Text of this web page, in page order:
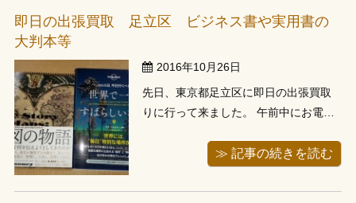
頂いたのですが、実際お伺いし本の整
理、積み込みをしますと約2,00...
即日の出張買取 足立区 ビジネス書や実用書の
大判本等
2016年10月26日
先日、東京都足立区に即日の出張買取
りに行って来ました。 午前中にお電話
ことでしたので、ご予約が他に入って
お伺いしました。 足立区ということで
≫ 記事の続きを読む